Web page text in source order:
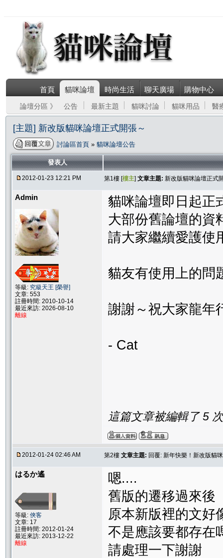
首頁 貓咪論壇 時尚生活 聊天廣場 購物中心
論壇分區 》 公告 最新主題 貓咪討論 貓咪用品 醫
[主題] 新改版貓咪論壇正式開張～
討論區首頁 » 貓咪論壇公告
發表人
2012-01-23 12:21 PM 第1樓 [樓主] 文章主題: 新改版貓咪論壇正式
Admin
等級: 究級天王 [榮譽]
文章: 553
註冊時間: 2010-10-14
最近來訪: 2026-08-10
離線
貓咪論壇即日起正
大部份舊論壇的資
請大家繼續愛護使
貓友有使用上的問
謝謝～祝大家龍年
- Cat
這篇文章被編輯了 5
2012-01-24 02:46 AM 第2樓 文章主題: 回覆: 新年快樂！新改版貓
はるか遙
等級: 俠客
文章: 17
註冊時間: 2012-01-24
最近來訪: 2013-12-22
離線
嗯....
舊版的遷移過來後
原本新版裡的文好
不是應該要都存在
請處理一下謝謝